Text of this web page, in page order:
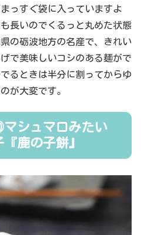
っすぐ袋に入っていますよ
長いのでくるっと丸めた状態
の砺波地方の名産で、きれい
で美味しいコシのある麺がで
るときは半分に割ってからゆ
が大変です。
シュマロみたい
鹿の子餅』